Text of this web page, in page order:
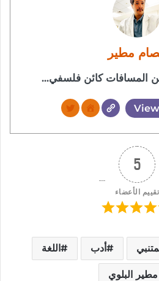
مطير
المسافات كائن فلسفي...
5
تقييم الأعضاء
أدب اللغة
البلوي